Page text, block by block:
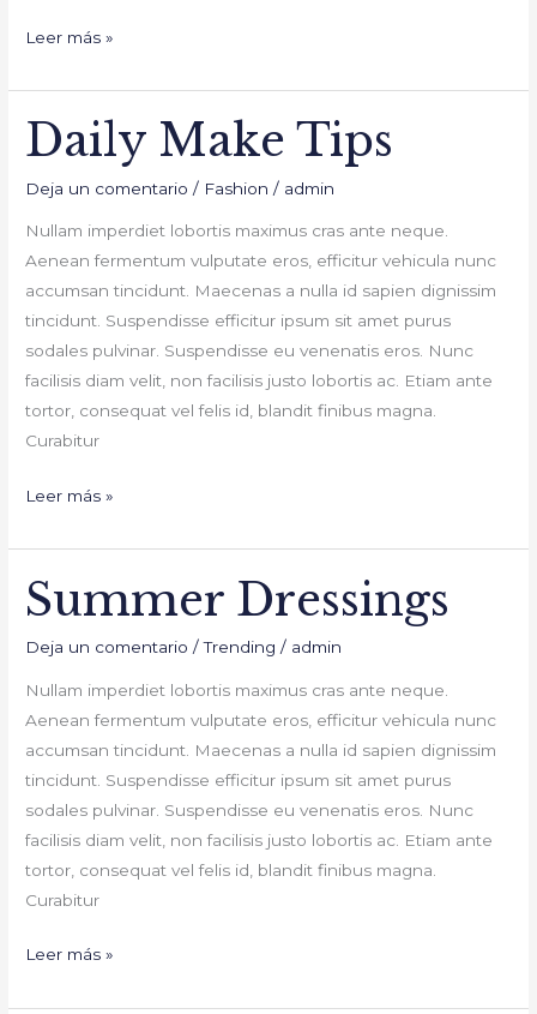
Leer más »
Daily Make Tips
Deja un comentario / Fashion / admin
Nullam imperdiet lobortis maximus cras ante neque.
Aenean fermentum vulputate eros, efficitur vehicula nunc
accumsan tincidunt. Maecenas a nulla id sapien dignissim
tincidunt. Suspendisse efficitur ipsum sit amet purus
sodales pulvinar. Suspendisse eu venenatis eros. Nunc
facilisis diam velit, non facilisis justo lobortis ac. Etiam ante
tortor, consequat vel felis id, blandit finibus magna.
Curabitur
Daily
Make
Tips
Leer más »
Summer Dressings
Deja un comentario /Trending / admin
Nullam imperdiet lobortis maximus cras ante neque.
Aenean fermentum vulputate eros, efficitur vehicula nunc
accumsan tincidunt. Maecenas a nulla id sapien dignissim
tincidunt. Suspendisse efficitur ipsum sit amet purus
sodales pulvinar. Suspendisse eu venenatis eros. Nunc
facilisis diam velit, non facilisis justo lobortis ac. Etiam ante
tortor, consequat vel felis id, blandit finibus magna.
Curabitur
Summer
Dressings
Leer más »